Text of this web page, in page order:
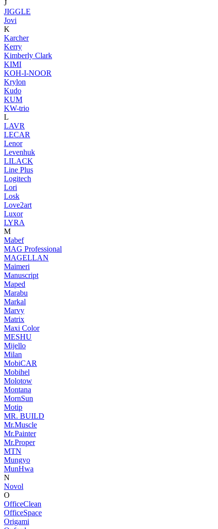
J
JIGGLE
Jovi
K
Karcher
Kerry
Kimberly Clark
KIMI
KOH-I-NOOR
Krylon
Kudo
KUM
KW-trio
L
LAVR
LECAR
Lenor
Levenhuk
LILACK
Line Plus
Logitech
Lori
Losk
Love2art
Luxor
LYRA
M
Mabef
MAG Professional
MAGELLAN
Maimeri
Manuscript
Maped
Marabu
Markal
Marvy
Matrix
Maxi Color
MESHU
Mijello
Milan
MobiCAR
Mobihel
Molotow
Montana
MornSun
Motip
MR. BUILD
Mr.Muscle
Mr.Painter
Mr.Proper
MTN
Mungyo
MunHwa
N
Novol
O
OfficeClean
OfficeSpace
Origami